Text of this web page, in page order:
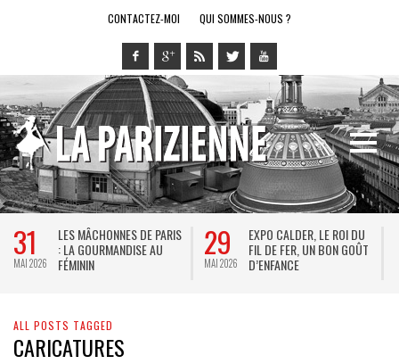
CONTACTEZ-MOI QUI SOMMES-NOUS ?
31
MAI 2026
LES MÂCHONNES DE PARIS
: LA GOURMANDISE AU
FÉMININ
29
MAI 2026
EXPO CALDER, LE ROI DU
FIL DE FER, UN BON GOÛT
D’ENFANCE
ALL POSTS TAGGED
CARICATURES